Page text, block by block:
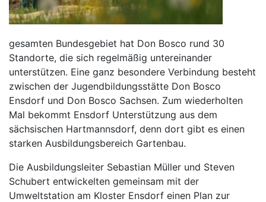
gesamten Bundesgebiet hat Don Bosco rund 30
Standorte, die sich regelmäßig untereinander
unterstützen. Eine ganz besondere Verbindung besteht
zwischen der Jugendbildungsstätte Don Bosco
Ensdorf und Don Bosco Sachsen. Zum wiederholten
Mal bekommt Ensdorf Unterstützung aus dem
sächsischen Hartmannsdorf, denn dort gibt es einen
starken Ausbildungsbereich Gartenbau.
Die Ausbildungsleiter Sebastian Müller und Steven
Schubert entwickelten gemeinsam mit der
Umweltstation am Kloster Ensdorf einen Plan zur